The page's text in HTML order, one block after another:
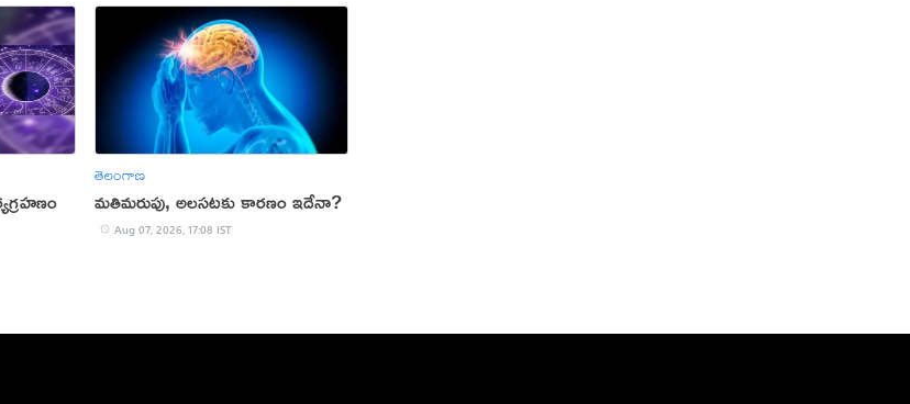
తెలంగాణ
మతిమరుపు, అలసటకు కారణం ఇదేనా?
Aug 07, 2026, 17:08 IST